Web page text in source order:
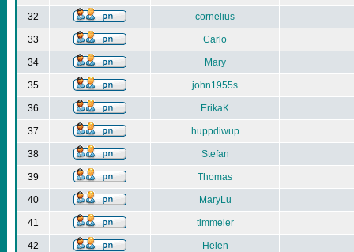
32 cornelius
33 Carlo
34 Mary
35 john1955s
36 ErikaK
37 huppdiwup
38 Stefan
39 Thomas
40 MaryLu
41 timmeier
42 Helen